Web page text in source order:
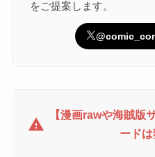
をご提案します。
warning
【漫画rawや海賊版
ードは